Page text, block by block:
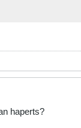
haperts?